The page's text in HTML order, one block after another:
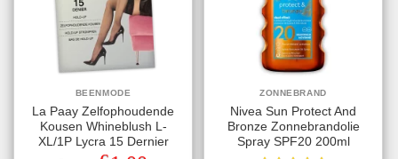
BEENMODE
La Paay Zelfophoudende
Kousen Whineblush L-
XL/1P Lycra 15 Dernier
ZONNEBRAND
Nivea Sun Protect And
Bronze Zonnebrandolie
Spray SPF20 200ml